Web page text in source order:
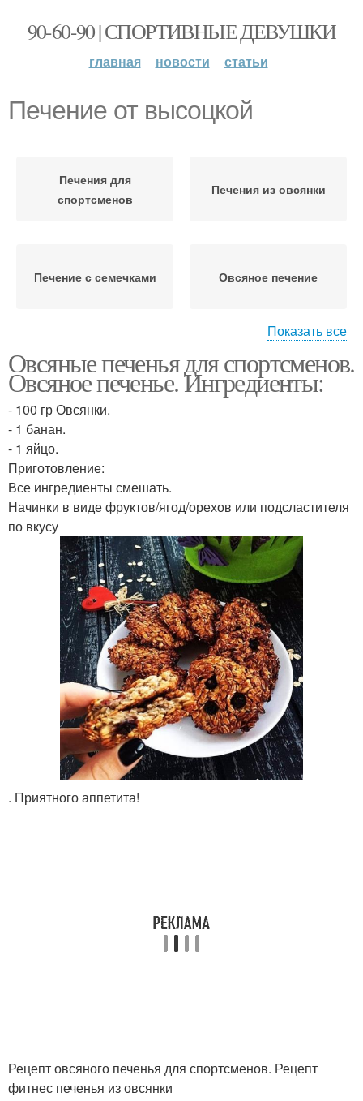
90-60-90 | СПОРТИВНЫЕ ДЕВУШКИ
главная новости статьи
Печение от высоцкой
Печения для
спортсменов
Печения из овсянки
Печение с семечками Овсяное печение
Печение на молоке
условиях
Печение без сахара
Печение с бананом Печение из овсянки
Показать все
Овсяные печенья для спортсменов.
Овсяное печенье. Ингредиенты:
- 100 гр Овсянки.
- 1 банан.
- 1 яйцо.
Приготовление:
Все ингредиенты смешать.
Начинки в виде фруктов/ягод/орехов или подсластителя
по вкусу
. Приятного аппетита!
Рецепт овсяного печенья для спортсменов. Рецепт
фитнес печенья из овсянки